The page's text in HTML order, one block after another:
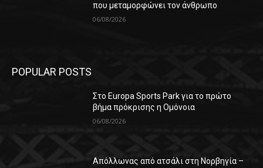
που μεταμορφώνει τον άνθρωπο
06/08/2026
POPULAR POSTS
Στο Europa Sports Park για το πρώτο
βήμα πρόκρισης η Ομόνοια
06/08/2026
Απόλλωνας από ατσάλι στη Νορβηγία –